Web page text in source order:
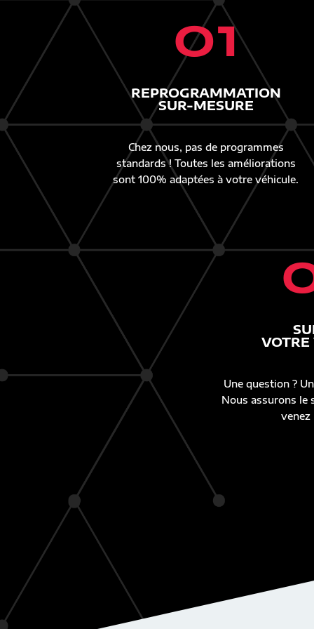
01
REPROGRAMMATION
SUR-MESURE
Chez nous, pas de programmes
standards ! Toutes les améliorations
sont 100% adaptées à votre véhicule.
Une question ?
Nous assurons le
venez